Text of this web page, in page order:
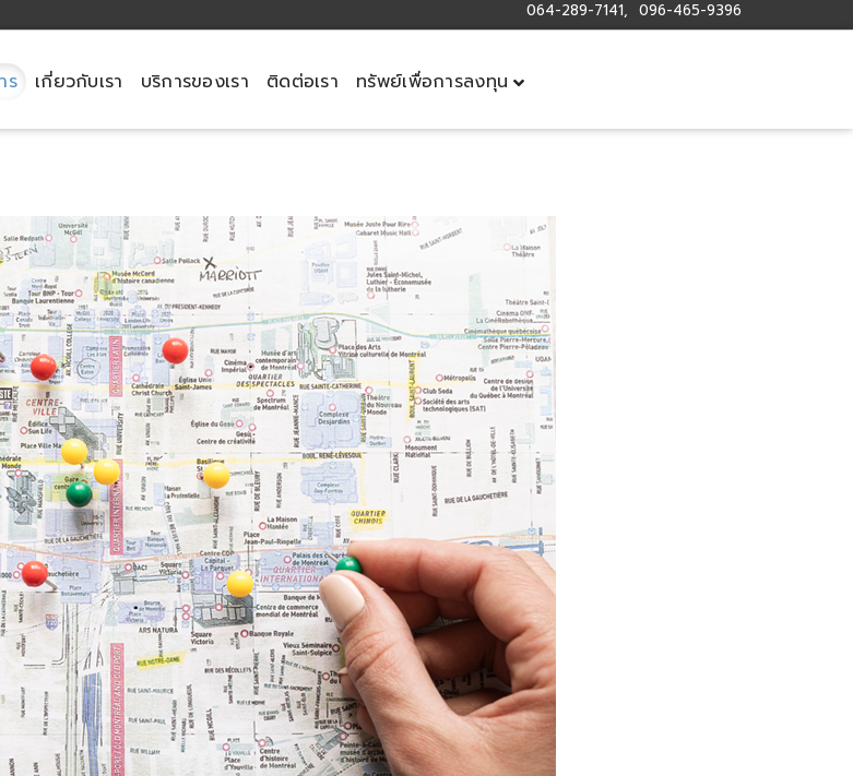
064-289-7141, 096-465-9396
ร เกี่ยวกับเรา บริการของเรา ติดต่อเรา ทรัพย์เพื่อการลงทุน